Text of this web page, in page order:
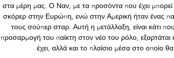
στα μέρη μας. Ο Ναν, με τα προσόντα που έχει μπορεί
σκόρερ στην Ευρώπη, ενώ στην Αμερική ήταν ένας
τους σούπερ σταρ. Αυτή η μετάλλαξη, είναι κάτι
προσαρμογή του παίκτη στον νέο του ρόλο,
έχει, αλλά και το πλαίσιο μέσα στο οποίο